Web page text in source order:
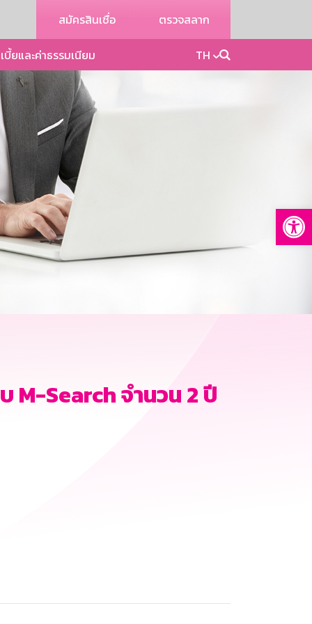
สมัครสินเชื่อ ตรวจสลาก
บี้ยและค่าธรรมเนียม TH
M-Search จำนวน 2 ปี